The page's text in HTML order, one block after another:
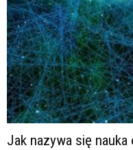
Jak nazywa się nauka